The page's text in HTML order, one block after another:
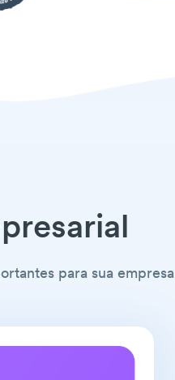
para sua empresa